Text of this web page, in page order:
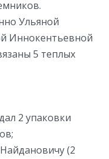
Ульяной
Иннокентьевной
5 теплых
2 упаковки
(2